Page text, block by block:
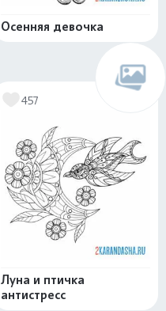
Осенняя девочка
457
Луна и птичка
антистресс